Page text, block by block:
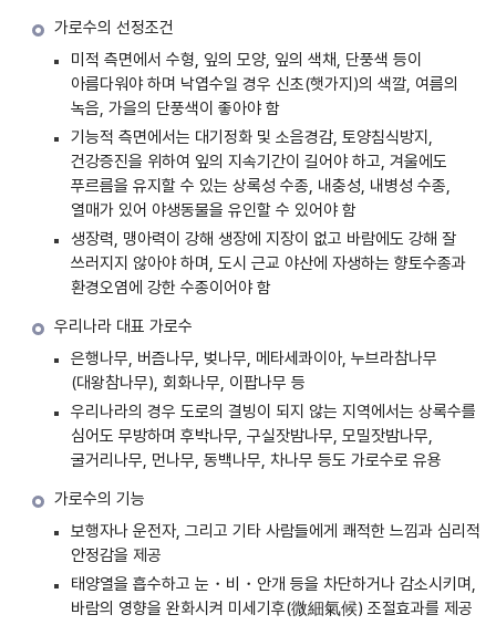
가로수의 선정조건
미적 측면에서 수형, 잎의 모양, 잎의 색채, 단풍색 등이
아름다워야 하며 낙엽수일 경우 신초(햇가지)의 색깔, 여름의
녹음, 가을의 단풍색이 좋아야 함
기능적 측면에서는 대기정화 및 소음경감, 토양침식방지,
건강증진을 위하여 잎의 지속기간이 길어야 하고, 겨울에도
푸르름을 유지할 수 있는 상록성 수종, 내충성, 내병성 수종,
열매가 있어 야생동물을 유인할 수 있어야 함
생장력, 맹아력이 강해 생장에 지장이 없고 바람에도 강해 잘
쓰러지지 않아야 하며, 도시 근교 야산에 자생하는 향토수종과
환경오염에 강한 수종이어야 함
우리나라 대표 가로수
은행나무, 버즘나무, 벚나무, 메타세콰이아, 누브라참나무
(대왕참나무), 회화나무, 이팝나무 등
우리나라의 경우 도로의 결빙이 되지 않는 지역에서는 상록수를
심어도 무방하며 후박나무, 구실잣밤나무, 모밀잣밤나무,
굴거리나무, 먼나무, 동백나무, 차나무 등도 가로수로 유용
가로수의 기능
보행자나 운전자, 그리고 기타 사람들에게 쾌적한 느낌과 심리적
안정감을 제공
태양열을 흡수하고 눈・비・안개 등을 차단하거나 감소시키며,
바람의 영향을 완화시켜 미세기후(微細氣候) 조절효과를 제공